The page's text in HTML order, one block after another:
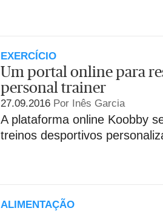
EXERCÍCIO
Um portal online para
personal trainer
27.09.2016 Por Inês Garcia
A plataforma online Koobby
treinos desportivos
ALIMENTAÇÃO